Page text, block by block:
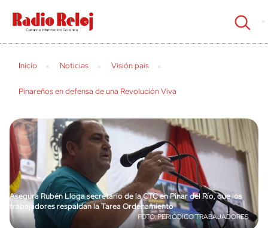
cerrar
Inicio Noticias Visión país
Pinareños en defensa de una Revolución Viva
Asegura Rubén Lloga secretario de la CTC en Pinar del Río, que los
trabajadores respaldan la Tarea Ordenamiento
PERIÓDICO TRABAJADORES